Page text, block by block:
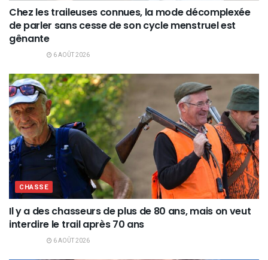
Chez les traileuses connues, la mode décomplexée
de parler sans cesse de son cycle menstruel est
gênante
6 AOÛT 2026
CHASSE
Il y a des chasseurs de plus de 80 ans, mais on veut
interdire le trail après 70 ans
6 AOÛT 2026